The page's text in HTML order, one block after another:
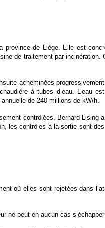
province de Liège. Elle est
de traitement par incinération.
acheminées progressivement
à tubes d’eau. L’eau est
de 240 millions de kW/h.
contrôlées, Bernard Lising a
les contrôles à la sortie sont des
où elles sont rejetées dans
peut en aucun cas s’échapper